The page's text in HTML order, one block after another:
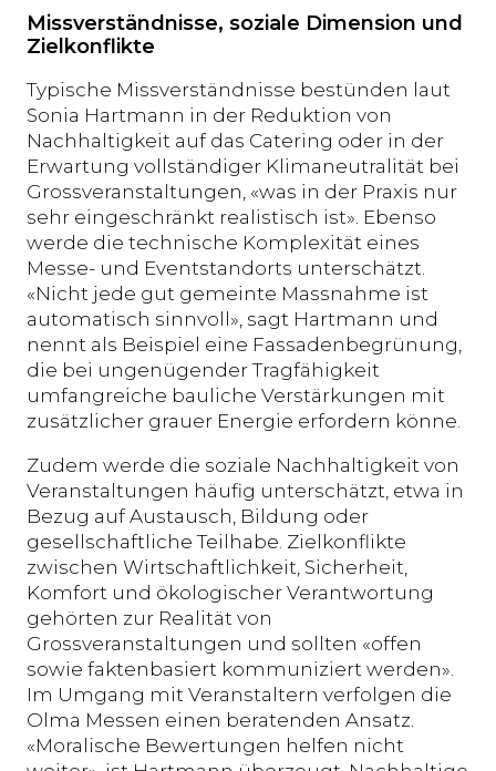
Missverständnisse, soziale Dimension und
Zielkonflikte
Typische Missverständnisse bestünden laut
Sonia Hartmann in der Reduktion von
Nachhaltigkeit auf das Catering oder in der
Erwartung vollständiger Klimaneutralität bei
Grossveranstaltungen, «was in der Praxis nur
sehr eingeschränkt realistisch ist». Ebenso
werde die technische Komplexität eines
Messe- und Eventstandorts unterschätzt.
«Nicht jede gut gemeinte Massnahme ist
automatisch sinnvoll», sagt Hartmann und
nennt als Beispiel eine Fassadenbegrünung,
die bei ungenügender Tragfähigkeit
umfangreiche bauliche Verstärkungen mit
zusätzlicher grauer Energie erfordern könne.
Zudem werde die soziale Nachhaltigkeit von
Veranstaltungen häufig unterschätzt, etwa in
Bezug auf Austausch, Bildung oder
gesellschaftliche Teilhabe. Zielkonflikte
zwischen Wirtschaftlichkeit, Sicherheit,
Komfort und ökologischer Verantwortung
gehörten zur Realität von
Grossveranstaltungen und sollten «offen
sowie faktenbasiert kommuniziert werden».
Im Umgang mit Veranstaltern verfolgen die
Olma Messen einen beratenden Ansatz.
«Moralische Bewertungen helfen nicht